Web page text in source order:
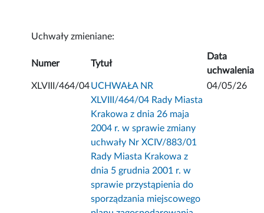
Uchwały zmieniane:
Numer Tytuł
Data
uchwalenia
XLVIII/464/04UCHWAŁA NR
XLVIII/464/04 Rady Miasta
Krakowa z dnia 26 maja
2004 r. w sprawie zmiany
uchwały Nr XCIV/883/01
Rady Miasta Krakowa z
dnia 5 grudnia 2001 r. w
sprawie przystąpienia do
sporządzania miejscowego
04/05/26